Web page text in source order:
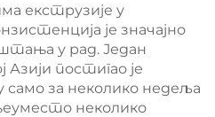
екструзије у
је значајно
у рад. Један
Азији постигао је
за неколико недеља
неколико